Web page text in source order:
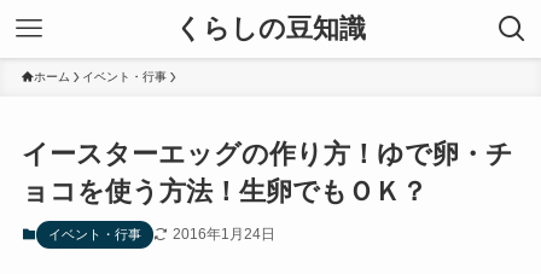
くらしの豆知識
ホーム イベント・行事
イースターエッグの作り方！ゆで卵・チ
ョコを使う方法！生卵でもＯＫ？
イベント・行事 2016年1月24日